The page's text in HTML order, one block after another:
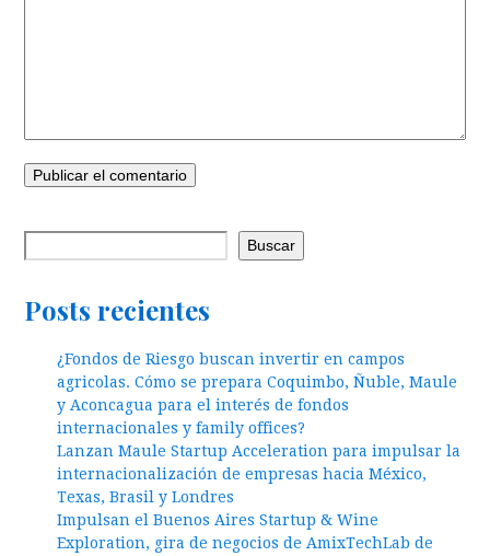
Buscar
Posts recientes
¿Fondos de Riesgo buscan invertir en campos
agricolas. Cómo se prepara Coquimbo, Ñuble, Maule
y Aconcagua para el interés de fondos
internacionales y family offices?
Lanzan Maule Startup Acceleration para impulsar la
internacionalización de empresas hacia México,
Texas, Brasil y Londres
Impulsan el Buenos Aires Startup & Wine
Exploration, gira de negocios de AmixTechLab de